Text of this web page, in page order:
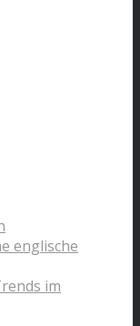
englische
im